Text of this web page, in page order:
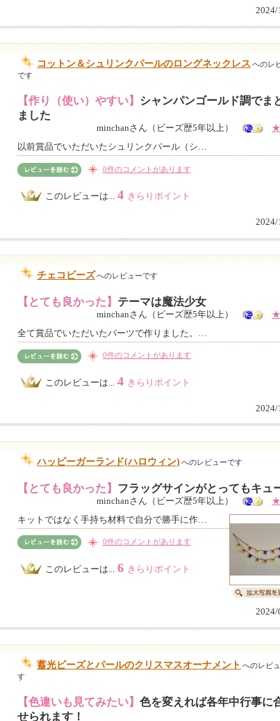
2024/
コットン＆シュリンクパールのロングネックレス へのレ
です
【作り（使い）やすい】 シャンパンゴールド調でま
ました
minchanさん（ビーズ歴5年以上）
以前賞品でいただいたシュリンクパール（シ…
0件のコメントがあります
このレビューは... 4 きらりポイント
2024/
チェコビーズへのレビューです
【とても良かった】 テーマは魔法少女
minchanさん（ビーズ歴5年以上）
全て賞品でいただいたパーツで作りました。…
0件のコメントがあります
このレビューは... 4 きらりポイント
2024/
ハッピーガーランド(ハロウィン) へのレビューです
【とても良かった】 フラッグサインがとってもキュ
minchanさん（ビーズ歴5年以上）
キットではなく手持ち材料で自分で勝手に作…
0件のコメントがあります
このレビューは... 6 きらりポイント
2024/
蓄光ビーズとパールのクリスマスオーナメント へのレビ
す
【色違いも見てみたい】 色を変えれば各年中行事に
せられます！